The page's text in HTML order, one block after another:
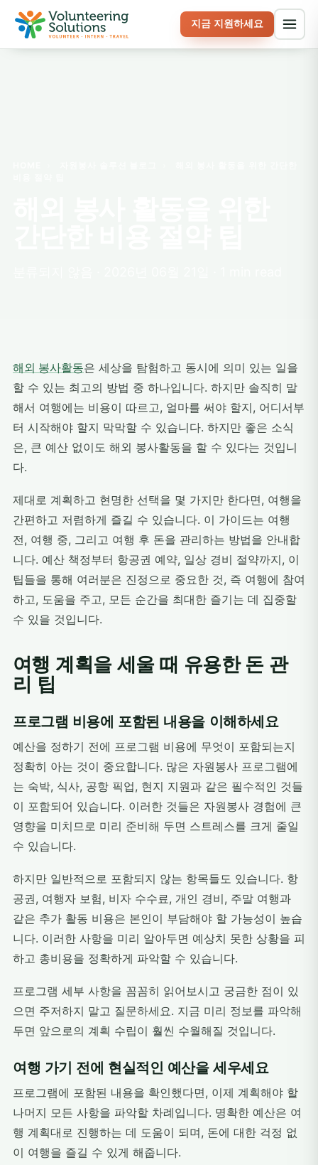
지금 지원하세요
해외 봉사활동은 세상을 탐험하고 동시에 의미 있는 일을
할 수 있는 최고의 방법 중 하나입니다. 하지만 솔직히 말
해서 여행에는 비용이 따르고, 얼마를 써야 할지, 어디서부
터 시작해야 할지 막막할 수 있습니다. 하지만 좋은 소식
은, 큰 예산 없이도 해외 봉사활동을 할 수 있다는 것입니
다.
제대로 계획하고 현명한 선택을 몇 가지만 한다면, 여행을
간편하고 저렴하게 즐길 수 있습니다. 이 가이드는 여행
전, 여행 중, 그리고 여행 후 돈을 관리하는 방법을 안내합
니다. 예산 책정부터 항공권 예약, 일상 경비 절약까지, 이
팁들을 통해 여러분은 진정으로 중요한 것, 즉 여행에 참여
하고, 도움을 주고, 모든 순간을 최대한 즐기는 데 집중할
수 있을 것입니다.
여행 계획을 세울 때 유용한 돈 관
리 팁
프로그램 비용에 포함된 내용을 이해하세요
예산을 정하기 전에 프로그램 비용에 무엇이 포함되는지
정확히 아는 것이 중요합니다. 많은 자원봉사 프로그램에
는 숙박, 식사, 공항 픽업, 현지 지원과 같은 필수적인 것들
이 포함되어 있습니다. 이러한 것들은 자원봉사 경험에 큰
영향을 미치므로 미리 준비해 두면 스트레스를 크게 줄일
수 있습니다.
하지만 일반적으로 포함되지 않는 항목들도 있습니다. 항
공권, 여행자 보험, 비자 수수료, 개인 경비, 주말 여행과
같은 추가 활동 비용은 본인이 부담해야 할 가능성이 높습
니다. 이러한 사항을 미리 알아두면 예상치 못한 상황을 피
하고 총비용을 정확하게 파악할 수 있습니다.
프로그램 세부 사항을 꼼꼼히 읽어보시고 궁금한 점이 있
으면 주저하지 말고 질문하세요. 지금 미리 정보를 파악해
두면 앞으로의 계획 수립이 훨씬 수월해질 것입니다.
여행 가기 전에 현실적인 예산을 세우세요
프로그램에 포함된 내용을 확인했다면, 이제 계획해야 할
나머지 모든 사항을 파악할 차례입니다. 명확한 예산은 여
행 계획대로 진행하는 데 도움이 되며, 돈에 대한 걱정 없
이 여행을 즐길 수 있게 해줍니다.